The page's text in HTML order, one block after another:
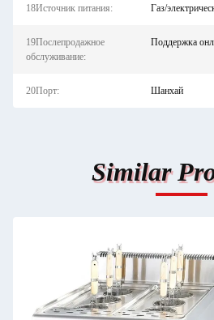
18Источник питания: Газ/
19Послепродажное
обслуживание:
Поддержка
20Порт: Шанхай
Similar